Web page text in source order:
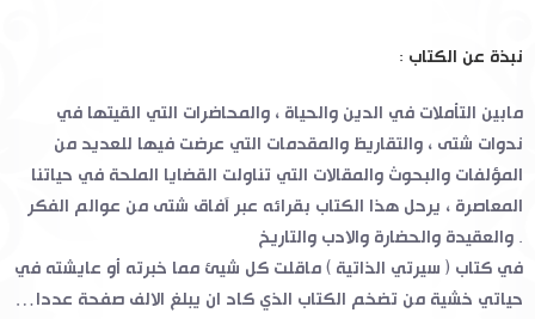
نبذة عن الكتاب :
مابين التأملات في الدين والحياة ، والمحاضرات التي القيتها في
ندوات شتى ، والتقاريظ والمقدمات التي عرضت فيها للعديد من
المؤلفات والبحوث والمقالات التي تناولت القضايا الملحة في حياتنا
المعاصرة ، يرحل هذا الكتاب بقرائه عبر آفاق شتى من عوالم الفكر
والعقيدة والحضارة والادب والتاريخ .
في كتاب ( سيرتي الذاتية ) ماقلت كل شيئ مما خبرته أو عايشته في
حياتي خشية من تضخم الكتاب الذي كاد ان يبلغ الالف صفحة عددا…